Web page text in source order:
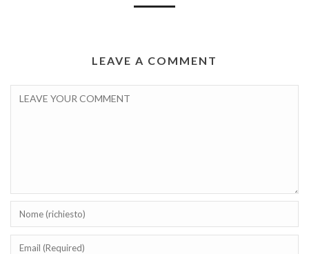
LEAVE A COMMENT